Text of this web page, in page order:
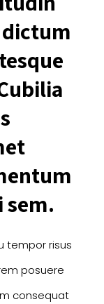
tempor risus
posuere
consequat